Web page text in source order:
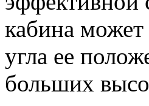
кабина
угла ее
больших